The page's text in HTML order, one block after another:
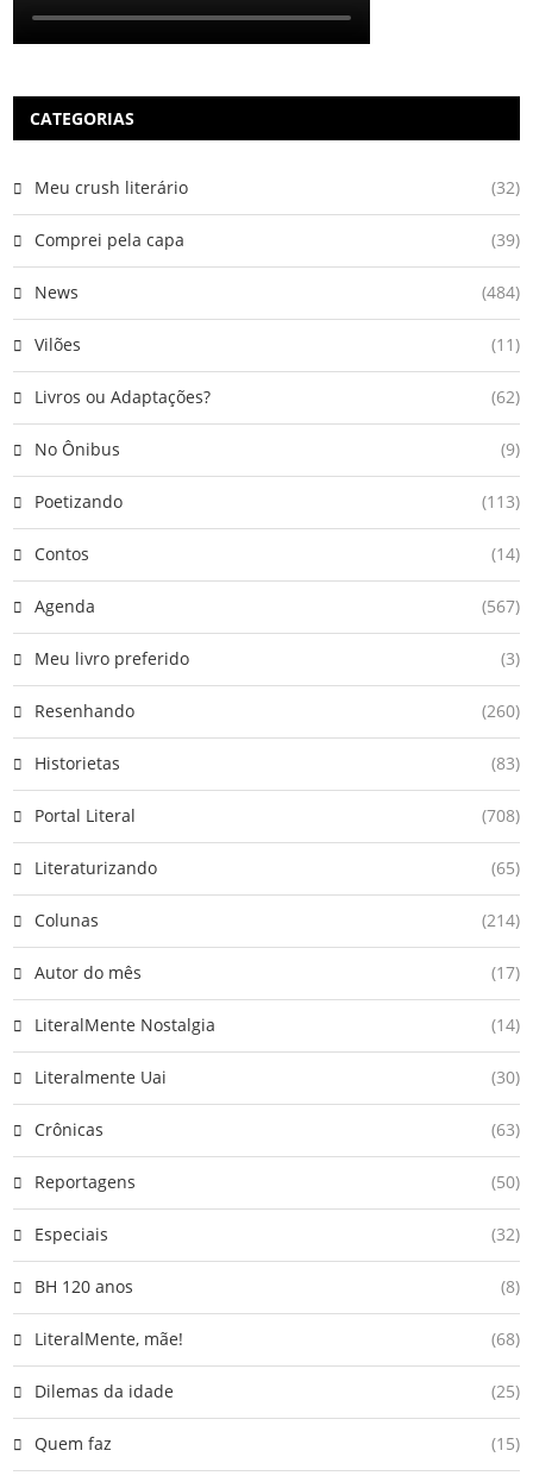
CATEGORIAS
Meu crush literário (32)
Comprei pela capa (39)
News (484)
Vilões (11)
Livros ou Adaptações? (62)
No Ônibus (9)
Poetizando (113)
Contos (14)
Agenda (567)
Meu livro preferido (3)
Resenhando (260)
Historietas (83)
Portal Literal (708)
Literaturizando (65)
Colunas (214)
Autor do mês (17)
LiteralMente Nostalgia (14)
Literalmente Uai (30)
Crônicas (63)
Reportagens (50)
Especiais (32)
BH 120 anos (8)
LiteralMente, mãe! (68)
Dilemas da idade (25)
Quem faz (15)